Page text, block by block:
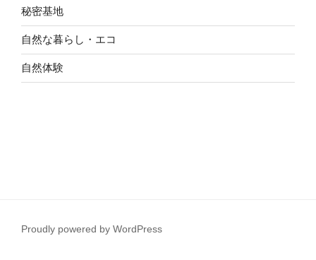
秘密基地
自然な暮らし・エコ
自然体験
Proudly powered by WordPress